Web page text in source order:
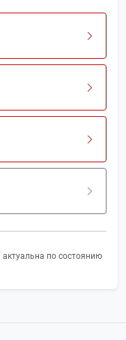
по состоянию